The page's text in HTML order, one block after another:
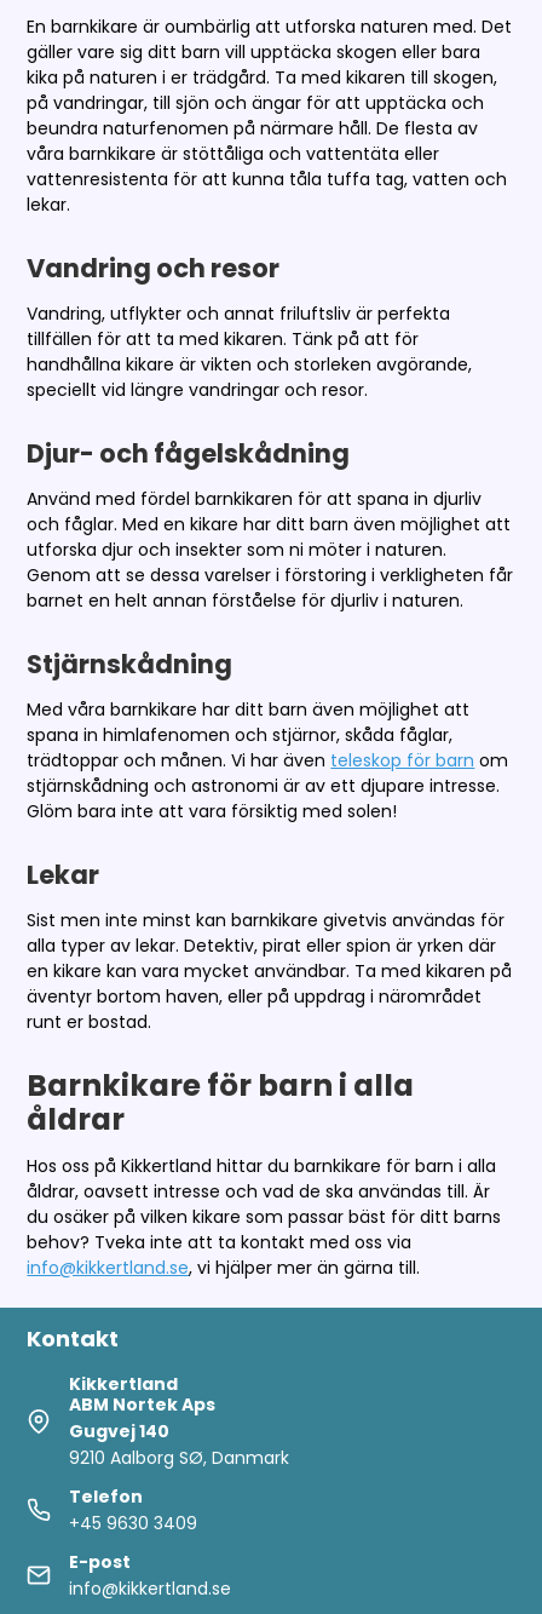
En barnkikare är oumbärlig att utforska naturen med. Det
gäller vare sig ditt barn vill upptäcka skogen eller bara
kika på naturen i er trädgård. Ta med kikaren till skogen,
på vandringar, till sjön och ängar för att upptäcka och
beundra naturfenomen på närmare håll. De flesta av
våra barnkikare är stöttåliga och vattentäta eller
vattenresistenta för att kunna tåla tuffa tag, vatten och
lekar.
Vandring och resor
Vandring, utflykter och annat friluftsliv är perfekta
tillfällen för att ta med kikaren. Tänk på att för
handhållna kikare är vikten och storleken avgörande,
speciellt vid längre vandringar och resor.
Djur- och fågelskådning
Använd med fördel barnkikaren för att spana in djurliv
och fåglar. Med en kikare har ditt barn även möjlighet att
utforska djur och insekter som ni möter i naturen.
Genom att se dessa varelser i förstoring i verkligheten får
barnet en helt annan förståelse för djurliv i naturen.
Stjärnskådning
Med våra barnkikare har ditt barn även möjlighet att
spana in himlafenomen och stjärnor, skåda fåglar,
trädtoppar och månen. Vi har även teleskop för barn om
stjärnskådning och astronomi är av ett djupare intresse.
Glöm bara inte att vara försiktig med solen!
Lekar
Sist men inte minst kan barnkikare givetvis användas för
alla typer av lekar. Detektiv, pirat eller spion är yrken där
en kikare kan vara mycket användbar. Ta med kikaren på
äventyr bortom haven, eller på uppdrag i närområdet
runt er bostad.
Barnkikare för barn i alla
åldrar
Hos oss på Kikkertland hittar du barnkikare för barn i alla
åldrar, oavsett intresse och vad de ska användas till. Är
du osäker på vilken kikare som passar bäst för ditt barns
behov? Tveka inte att ta kontakt med oss via
info@kikkertland.se, vi hjälper mer än gärna till.
Kontakt
Kikkertland
ABM Nortek Aps
Gugvej 140
9210 Aalborg SØ, Danmark
Telefon
+45 9630 3409
E-post
info@kikkertland.se